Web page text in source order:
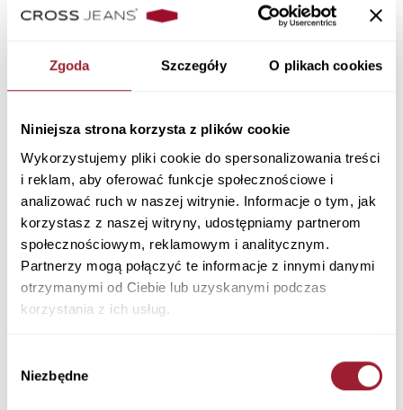
Zgoda Szczegóły O plikach cookies
Niniejsza strona korzysta z plików cookie
Wykorzystujemy pliki cookie do spersonalizowania treści
i reklam, aby oferować funkcje społecznościowe i
analizować ruch w naszej witrynie. Informacje o tym, jak
korzystasz z naszej witryny, udostępniamy partnerom
społecznościowym, reklamowym i analitycznym.
Partnerzy mogą połączyć te informacje z innymi danymi
otrzymanymi od Ciebie lub uzyskanymi podczas
korzystania z ich usług.
zgody
Niezbędne
99,90 PLN
T-shirt damski biały w paski
89,90 PLN
WHITE
nadrukiem 56151-028 ECRU